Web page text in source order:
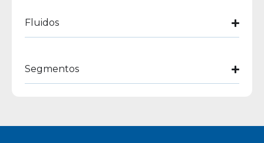
Fluidos
Segmentos